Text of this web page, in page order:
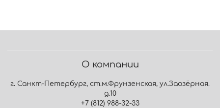
О компании
г. Санкт-Петербург, ст.м.Фрунзенская, ул.Заозёрная.
д.10
+7 (812) 988-32-33